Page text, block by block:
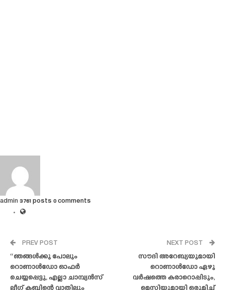
admin 3761 posts 0 comments
PREV POST
“ഞങ്ങൾക്കു പോലും
റൊണാൾഡോ ഓഫർ
ചെയ്യപ്പെട്ടു, എല്ലാ ചാമ്പ്യൻസ്
NEXT POST
സൗദി അറേബ്യയുമായി
റൊണാൾഡോ ഏഴു
വർഷത്തെ കരാറൊപ്പിടും,